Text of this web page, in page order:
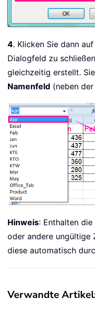
4. Klicken Sie dann
Dialogfeld zu
gleichzeitig erstellt.
Namenfeld (neben
Hinweis: Enthalten
oder andere ungültige
diese automatisch
Verwandte